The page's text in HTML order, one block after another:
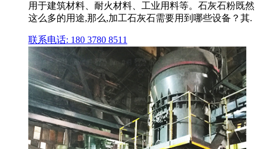
用于建筑材料、耐火材料、工业用料等。石灰石粉既然
这么多的用途,那么,加工石灰石需要用到哪些设备？其.
联系电话: 180 3780 8511